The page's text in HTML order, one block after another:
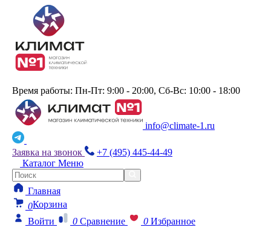
Время работы: Пн-Пт: 9:00 - 20:00, Сб-Вс: 10:00 - 18:00
info@climate-1.ru
Заявка на звонок
+7 (495) 445-44-49
Каталог Меню
Главная
0Корзина
Войти
0 Сравнение 0 Избранное